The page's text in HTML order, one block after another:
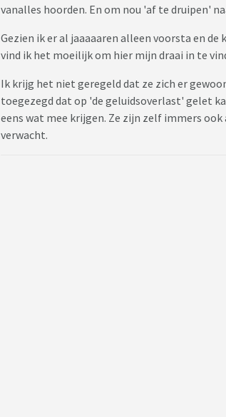
vanalles hoorden. En om nou 'af te druipen'
Gezien ik er al jaaaaaren alleen voorsta en de
vind ik het moeilijk om hier mijn draai in te
Ik krijg het niet geregeld dat ze zich er
toegezegd dat op 'de geluidsoverlast' gelet
eens wat mee krijgen. Ze zijn zelf immers
verwacht.